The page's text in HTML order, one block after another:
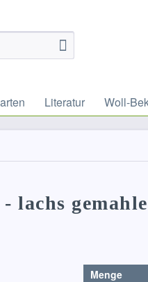
Literatur Woll-
lachs
Menge